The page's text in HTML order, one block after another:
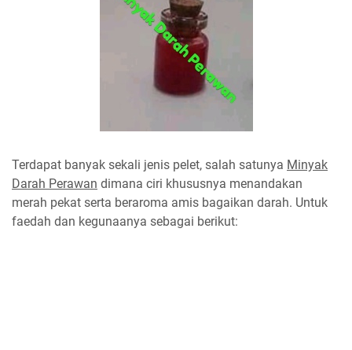
Terdapat banyak sekali jenis pelet, salah satunya Minyak
Darah Perawan dimana ciri khususnya menandakan
merah pekat serta beraroma amis bagaikan darah. Untuk
faedah dan kegunaanya sebagai berikut: